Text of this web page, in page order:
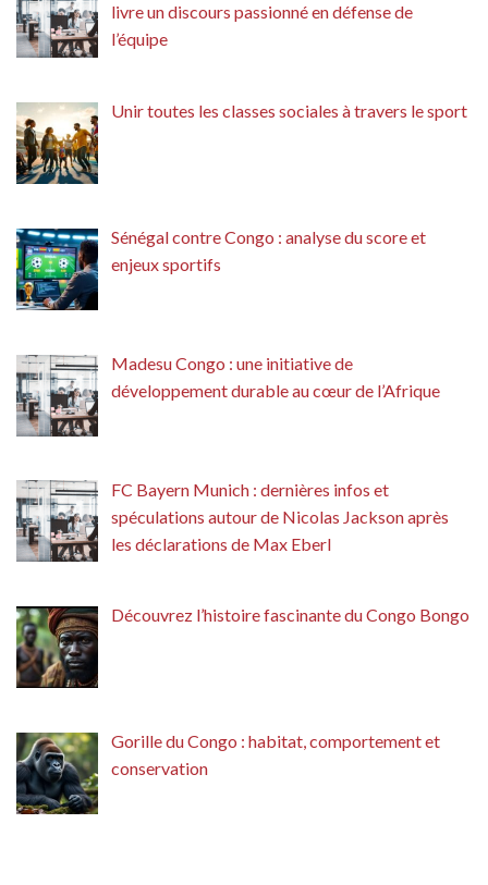
livre un discours passionné en défense de
l’équipe
Unir toutes les classes sociales à travers le sport
Sénégal contre Congo : analyse du score et
enjeux sportifs
Madesu Congo : une initiative de
développement durable au cœur de l’Afrique
FC Bayern Munich : dernières infos et
spéculations autour de Nicolas Jackson après
les déclarations de Max Eberl
Découvrez l’histoire fascinante du Congo Bongo
Gorille du Congo : habitat, comportement et
conservation